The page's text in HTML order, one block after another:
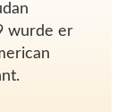
wurde er